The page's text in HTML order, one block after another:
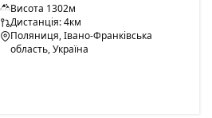
Висота 1302м
Дистанція: 4км
Поляниця, Івано-Франківська
область, Україна